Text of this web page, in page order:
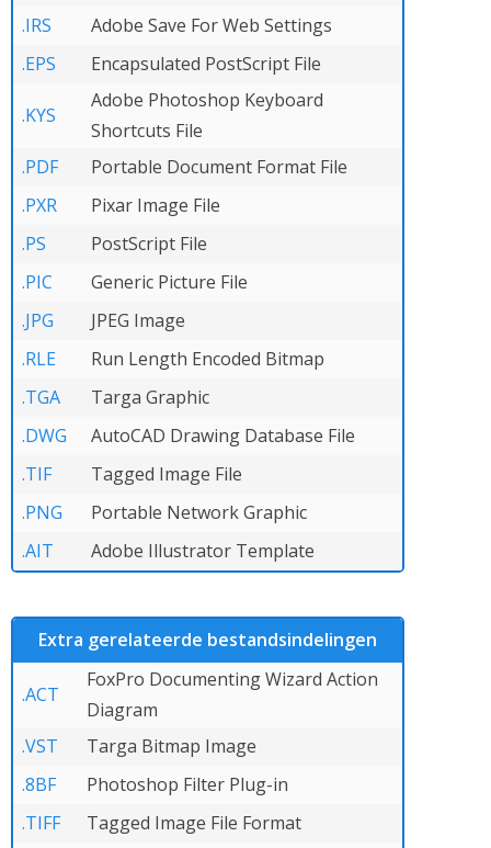
.IRS
Adobe Save For Web Settings
.EPS
Encapsulated PostScript File
.KYS
Adobe Photoshop Keyboard
Shortcuts File
.PDF
Portable Document Format File
.PXR
Pixar Image File
.PS
PostScript File
.PIC
Generic Picture File
.JPG
JPEG Image
.RLE
Run Length Encoded Bitmap
.TGA
Targa Graphic
.DWG
AutoCAD Drawing Database File
.TIF
Tagged Image File
.PNG
Portable Network Graphic
.AIT
Adobe Illustrator Template
Extra gerelateerde bestandsindelingen
.ACT
FoxPro Documenting Wizard Action
Diagram
.VST
Targa Bitmap Image
.8BF
Photoshop Filter Plug-in
.TIFF
Tagged Image File Format